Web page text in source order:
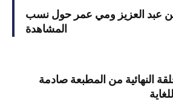
عبد العزيز ومي عمر حول نسب
المشاهدة
النهائية من المطبعة صادمة